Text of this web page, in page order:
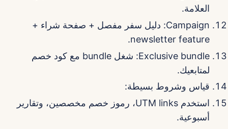
العلامة.
Campaign: دليل سفر مفصل + صفحة شراء +
newsletter feature.
Exclusive bundle: شغل bundle مع كود خصم
لمتابعيك.
قياس وشروط بسيطة:
استخدم UTM links، رموز خصم مخصصين، وتقارير
أسبوعية.